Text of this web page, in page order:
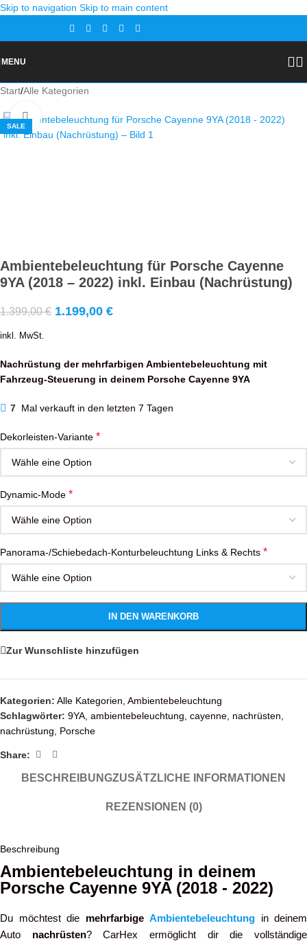
Skip to navigation Skip to main content
MENU
Start/Alle Kategorien
SALE
Zoom
Ambientebeleuchtung für Porsche Cayenne
9YA (2018 – 2022) inkl. Einbau (Nachrüstung)
1.399,00€ 1.199,00 €
inkl. MwSt.
Nachrüstung der mehrfarbigen Ambientebeleuchtung mit
Fahrzeug-Steuerung in deinem Porsche Cayenne 9YA
7 Mal verkauft in den letzten 7 Tagen
Dekorleisten-Variante *
Dynamic-Mode *
Panorama-/Schiebedach-Konturbeleuchtung Links & Rechts *
IN DEN WARENKORB
Zur Wunschliste hinzufügen
Kategorien: Alle Kategorien Ambientebeleuchtung
Schlagwörter: 9YA ambientebeleuchtung cayenne nachrüsten
nachrüstung
Porsche
Share:
BESCHREIBUNGZUSÄTZLICHE INFORMATIONEN
REZENSIONEN (0)
Beschreibung
Ambientebeleuchtung in deinem
Porsche Cayenne 9YA (2018 - 2022)
Du möchtest die mehrfarbige Ambientebeleuchtung in deinem
Auto nachrüsten? CarHex ermöglicht dir die vollständige